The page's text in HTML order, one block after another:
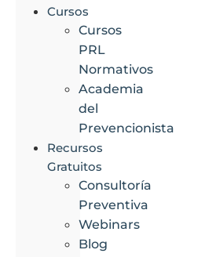
Cursos
Cursos
PRL
Normativos
Academia
del
Prevencionista
Recursos
Gratuitos
Consultoría
Preventiva
Webinars
Blog